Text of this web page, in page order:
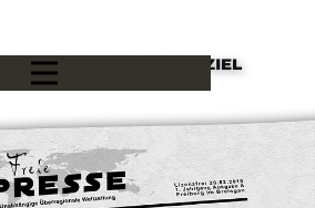
- EIN TEAM, EIN ZIEL